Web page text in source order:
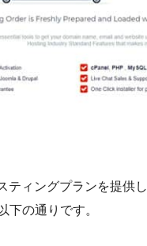
ティングプランを提供
下の通りです。